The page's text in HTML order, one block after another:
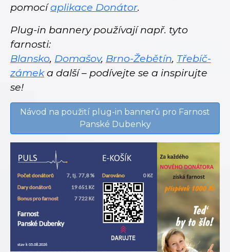
pomocíaplikace Donátor.
Plug-in bannery používají např. tyto
farnosti:
Blansko, Domašov, Brno-Žebětín, Třebíč-
zámeka další – podívejte se a inspirujte
se!
Návod na použití plug-in bannerů pro Farnost
Panské Dubenky